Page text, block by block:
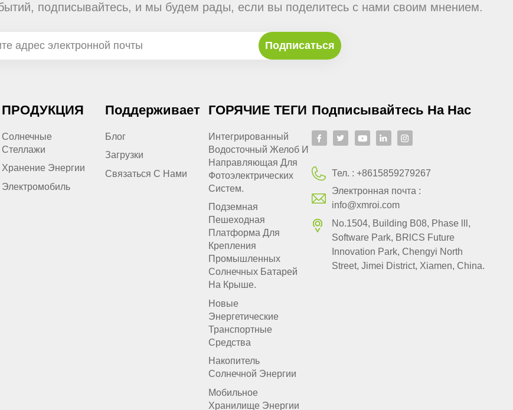
подписывайтесь, и мы будем рады, если вы поделитесь с нами своим мнением.
ПРОДУКЦИЯ
Солнечные
Стеллажи
Хранение Энергии
Электромобиль
Поддерживает
Блог
Загрузки
Связаться С Нами
ГОРЯЧИЕ ТЕГИ
Интегрированный
Водосточный Желоб И
Направляющая Для
Фотоэлектрических
Систем.
Подземная
Пешеходная
Платформа Для
Крепления
Промышленных
Солнечных Батарей
На Крыше.
Новые
Энергетические
Транспортные
Средства
Накопитель
Солнечной Энергии
Мобильное
Хранилище Энергии
Подписывайтесь На Нас
Тел. :+8615859279267
Электронная почта :
info@xmroi.com
No.1504, Building B08, Phase lll,
Software Park, BRlCS Future
Innovation Park, Chengyi North
Street, Jimei District, Xiamen, China.